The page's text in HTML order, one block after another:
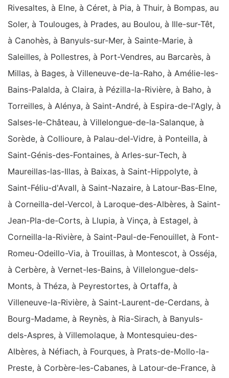
Rivesaltes, à Elne, à Céret, à Pia, à Thuir, à Bompas, au
Soler, à Toulouges, à Prades, au Boulou, à Ille-sur-Têt,
à Canohès, à Banyuls-sur-Mer, à Sainte-Marie, à
Saleilles, à Pollestres, à Port-Vendres, au Barcarès, à
Millas, à Bages, à Villeneuve-de-la-Raho, à Amélie-les-
Bains-Palalda, à Claira, à Pézilla-la-Rivière, à Baho, à
Torreilles, à Alénya, à Saint-André, à Espira-de-l'Agly, à
Salses-le-Château, à Villelongue-de-la-Salanque, à
Sorède, à Collioure, à Palau-del-Vidre, à Ponteilla, à
Saint-Génis-des-Fontaines, à Arles-sur-Tech, à
Maureillas-las-Illas, à Baixas, à Saint-Hippolyte, à
Saint-Féliu-d'Avall, à Saint-Nazaire, à Latour-Bas-Elne,
à Corneilla-del-Vercol, à Laroque-des-Albères, à Saint-
Jean-Pla-de-Corts, à Llupia, à Vinça, à Estagel, à
Corneilla-la-Rivière, à Saint-Paul-de-Fenouillet, à Font-
Romeu-Odeillo-Via, à Trouillas, à Montescot, à Osséja,
à Cerbère, à Vernet-les-Bains, à Villelongue-dels-
Monts, à Théza, à Peyrestortes, à Ortaffa, à
Villeneuve-la-Rivière, à Saint-Laurent-de-Cerdans, à
Bourg-Madame, à Reynès, à Ria-Sirach, à Banyuls-
dels-Aspres, à Villemolaque, à Montesquieu-des-
Albères, à Néfiach, à Fourques, à Prats-de-Mollo-la-
Preste, à Corbère-les-Cabanes, à Latour-de-France, à